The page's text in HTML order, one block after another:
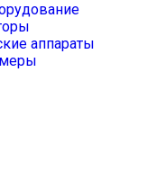
аппараты